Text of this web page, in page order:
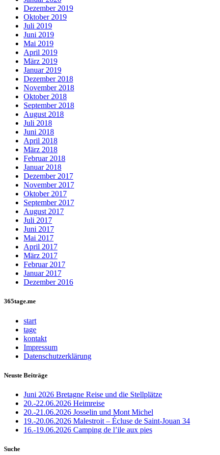
Dezember 2019
Oktober 2019
Juli 2019
Juni 2019
Mai 2019
April 2019
März 2019
Januar 2019
Dezember 2018
November 2018
Oktober 2018
September 2018
August 2018
Juli 2018
Juni 2018
April 2018
März 2018
Februar 2018
Januar 2018
Dezember 2017
November 2017
Oktober 2017
September 2017
August 2017
Juli 2017
Juni 2017
Mai 2017
April 2017
März 2017
Februar 2017
Januar 2017
Dezember 2016
365tage.me
start
tage
kontakt
Impressum
Datenschutzerklärung
Neuste Beiträge
Juni 2026 Bretagne Reise und die Stellplätze
20.-22.06.2026 Heimreise
20.-21.06.2026 Josselin und Mont Michel
19.-20.06.2026 Malestroit – Écluse de Saint-Jouan 34
16.-19.06.2026 Camping de l’ile aux pies
Suche